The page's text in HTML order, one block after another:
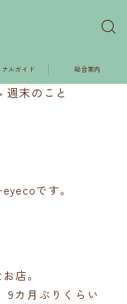
ナルガイド 総合案内
週末のこと
です。
店。
9カ月ぶりくらい